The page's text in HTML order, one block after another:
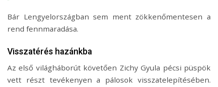
Bár Lengyelországban sem ment zökkenőmentesen a
rend fennmaradása.
Visszatérés hazánkba
Az első világháborút követően Zichy Gyula pécsi püspök
vett részt tevékenyen a pálosok visszatelepítésében.